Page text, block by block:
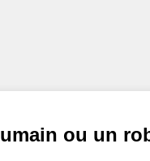
ou un